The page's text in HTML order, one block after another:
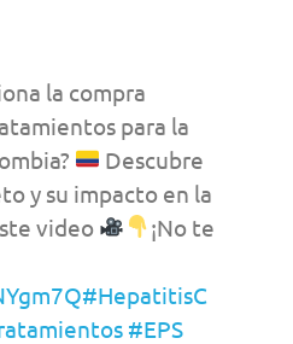
la compra
para la
Descubre
y su impacto en la
video
¡No te
#HepatitisC
#EPS